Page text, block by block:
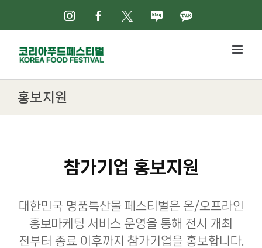
인스타그램
페이스북
X 네이버블로그
카카오톡
홍보지원
참가기업 홍보지원
대한민국 명품특산물 페스티벌은 온/오프라인
홍보마케팅 서비스 운영을 통해 전시 개최
전부터 종료 이후까지 참가기업을 홍보합니다.